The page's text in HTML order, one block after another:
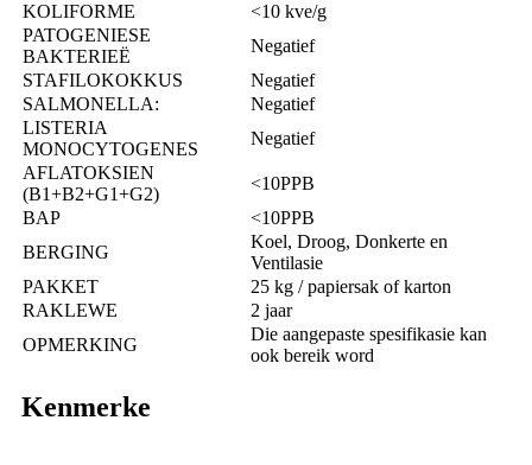
KOLIFORME
<10 kve/g
PATOGENIESE
BAKTERIEË
Negatief
STAFILOKOKKUS
Negatief
SALMONELLA:
Negatief
LISTERIA
MONOCYTOGENES
Negatief
AFLATOKSIEN
(B1+B2+G1+G2)
<10PPB
BAP
<10PPB
BERGING
Koel, Droog, Donkerte en
Ventilasie
PAKKET
25 kg / papiersak of karton
RAKLEWE
2 jaar
OPMERKING
Die aangepaste spesifikasie kan
ook bereik word
Kenmerke